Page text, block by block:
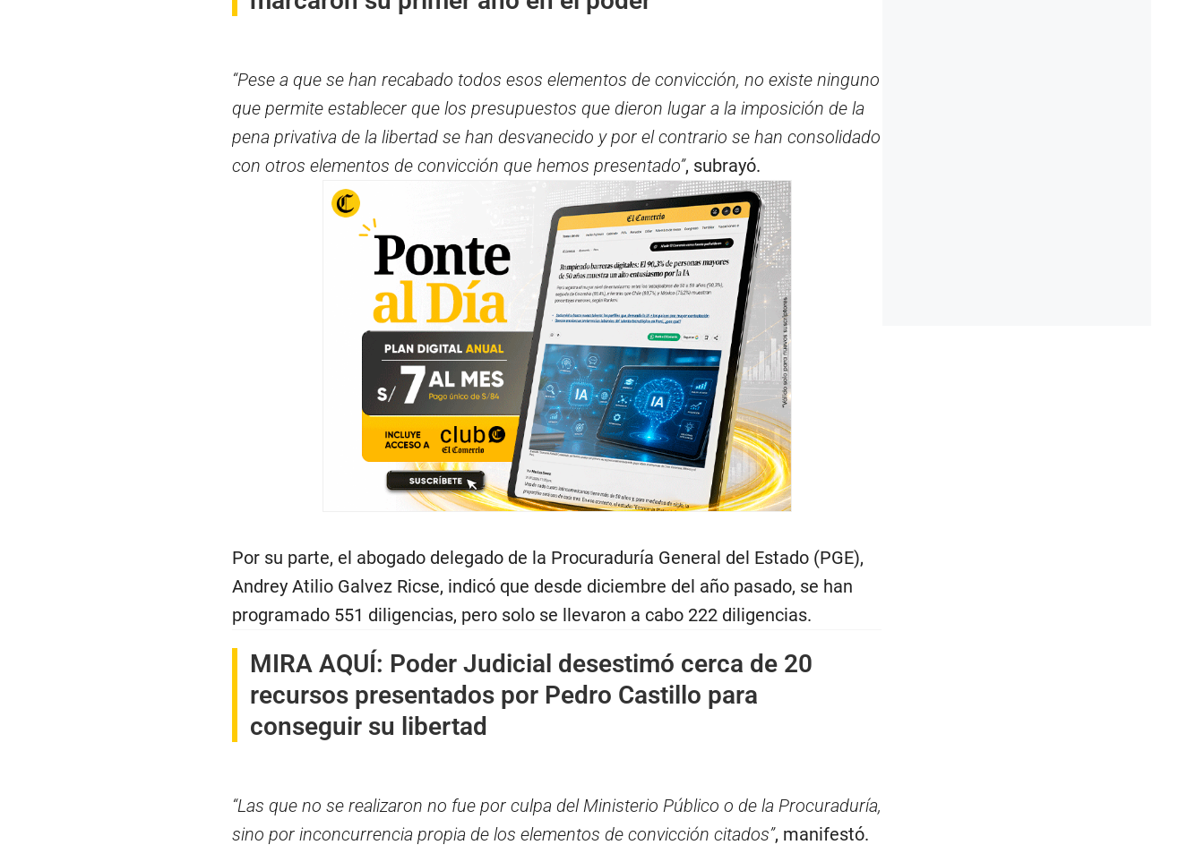
“Pese a que se han recabado todos esos elementos de convicción, no existe ninguno
que permite establecer que los presupuestos que dieron lugar a la imposición de la
pena privativa de la libertad se han desvanecido y por el contrario se han consolidado
con otros elementos de convicción que hemos presentado”, subrayó.
Por su parte, el abogado delegado de la Procuraduría General del Estado (PGE),
Andrey Atilio Galvez Ricse, indicó que desde diciembre del año pasado, se han
programado 551 diligencias, pero solo se llevaron a cabo 222 diligencias.
MIRA AQUÍ: Poder Judicial desestimó cerca de 20
recursos presentados por Pedro Castillo para
conseguir su libertad
“Las que no se realizaron no fue por culpa del Ministerio Público o de la Procuraduría,
sino por inconcurrencia propia de los elementos de convicción citados”, manifestó.